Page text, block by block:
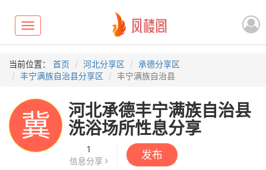
Toggle
navigation
当前位置： 首页 河北分享区
承德分享区
丰宁满族自治县分享区
丰宁满族自治县
冀
河北承德丰宁满族自治县
洗浴场所性息分享
1
信息分享
发布